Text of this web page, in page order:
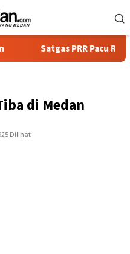
PRR Pacu Realisasi
di Medan
Dilihat